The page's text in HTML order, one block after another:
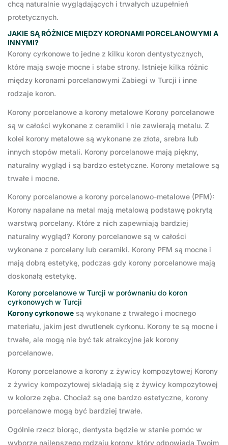
chcą naturalnie wyglądających i trwałych uzupełnień
protetycznych.
JAKIE SĄ RÓŻNICE MIĘDZY KORONAMI PORCELANOWYMI A
INNYMI?
Korony cyrkonowe to jedne z kilku koron dentystycznych,
które mają swoje mocne i słabe strony. Istnieje kilka różnic
między koronami porcelanowymi Zabiegi w Turcji i inne
rodzaje koron.
Korony porcelanowe a korony metalowe Korony porcelanowe
są w całości wykonane z ceramiki i nie zawierają metalu. Z
kolei korony metalowe są wykonane ze złota, srebra lub
innych stopów metali. Korony porcelanowe mają piękny,
naturalny wygląd i są bardzo estetyczne. Korony metalowe są
trwałe i mocne.
Korony porcelanowe a korony porcelanowo-metalowe (PFM):
Korony napalane na metal mają metalową podstawę pokrytą
warstwą porcelany. Które z nich zapewniają bardziej
naturalny wygląd? Korony porcelanowe są w całości
wykonane z porcelany lub ceramiki. Korony PFM są mocne i
mają dobrą estetykę, podczas gdy korony porcelanowe mają
doskonałą estetykę.
Korony porcelanowe w Turcji w porównaniu do koron
cyrkonowych w Turcji
Korony cyrkonowe są wykonane z trwałego i mocnego
materiału, jakim jest dwutlenek cyrkonu. Korony te są mocne i
trwałe, ale mogą nie być tak atrakcyjne jak korony
porcelanowe.
Korony porcelanowe a korony z żywicy kompozytowej Korony
z żywicy kompozytowej składają się z żywicy kompozytowej
w kolorze zęba. Chociaż są one bardzo estetyczne, korony
porcelanowe mogą być bardziej trwałe.
Ogólnie rzecz biorąc, dentysta będzie w stanie pomóc w
wyborze najlepszego rodzaju korony, który odpowiada Twoim